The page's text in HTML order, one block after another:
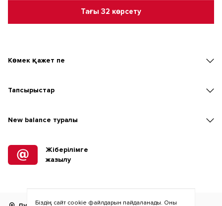
Тағы 32 көрсету
Көмек қажет пе
Тапсырыстар
New balаnce туралы
Жіберілімге
жазылу
Біздің сайт cookie файлдарын пайдаланады. Оны